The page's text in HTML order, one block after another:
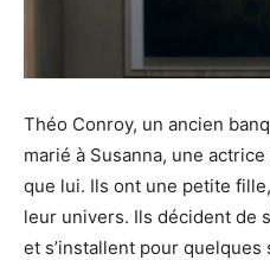
Théo Conroy, un ancien
marié à Susanna, une
que lui. Ils ont une petite
leur univers. Ils décident de
et s’installent pour quelques